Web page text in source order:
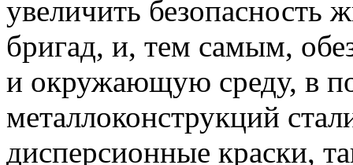
увеличить безопасность
бригад, и, тем самым,
и окружающую среду, в
металлоконструкций
дисперсионные краски,